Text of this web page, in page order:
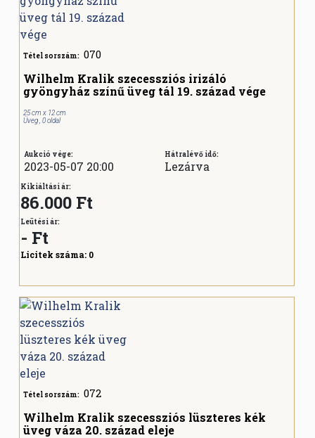
Tétel sorszám: 070
Wilhelm Kralik szecessziós irizáló
gyöngyház színű üveg tál 19. század vége
25 cm x 12 cm
Üveg , 0 oldal
Aukció vége:
2023-05-07 20:00
Hátralévő idő:
Lezárva
Kikiáltási ár:
86.000 Ft
Leütési ár:
- Ft
Licitek száma: 0
Tétel sorszám: 072
Wilhelm Kralik szecessziós lüszteres kék
üveg váza 20. század eleje